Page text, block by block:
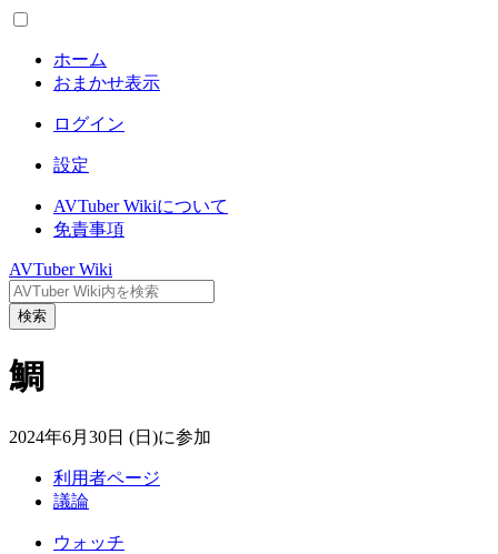
ホーム
おまかせ表示
ログイン
設定
AVTuber Wikiについて
免責事項
AVTuber Wiki
検索
鯛
2024年6月30日 (日)に参加
利用者ページ
議論
ウォッチ